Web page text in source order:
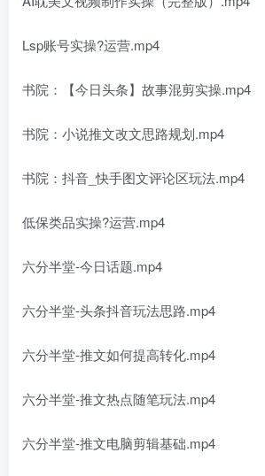
Lsp账号实操?运营.mp4
书院：【今日头条】故事混剪实操.mp4
书院：小说推文改文思路规划.mp4
书院：抖音_快手图文评论区玩法.mp4
低保类品实操?运营.mp4
六分半堂-今日话题.mp4
六分半堂-头条抖音玩法思路.mp4
六分半堂-推文如何提高转化.mp4
六分半堂-推文热点随笔玩法.mp4
六分半堂-推文电脑剪辑基础.mp4